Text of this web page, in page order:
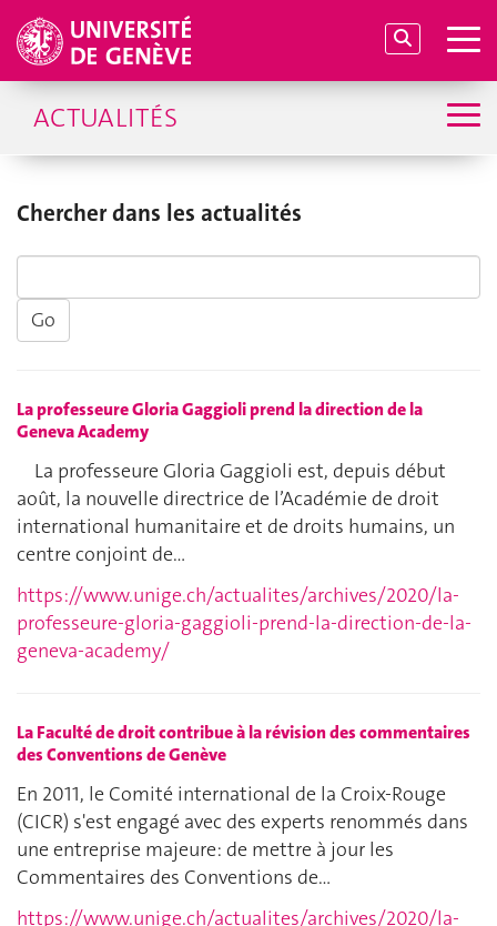
ACTUALITÉS
Chercher dans les actualités
La professeure Gloria Gaggioli prend la direction de la
Geneva Academy
La professeure Gloria Gaggioli est, depuis début
août, la nouvelle directrice de l’Académie de droit
international humanitaire et de droits humains, un
centre conjoint de…
https://www.unige.ch/actualites/archives/2020/la-
professeure-gloria-gaggioli-prend-la-direction-de-la-
geneva-academy/
La Faculté de droit contribue à la révision des commentaires
des Conventions de Genève
En 2011, le Comité international de la Croix-Rouge
(CICR) s'est engagé avec des experts renommés dans
une entreprise majeure: de mettre à jour les
Commentaires des Conventions de…
https://www.unige.ch/actualites/archives/2020/la-